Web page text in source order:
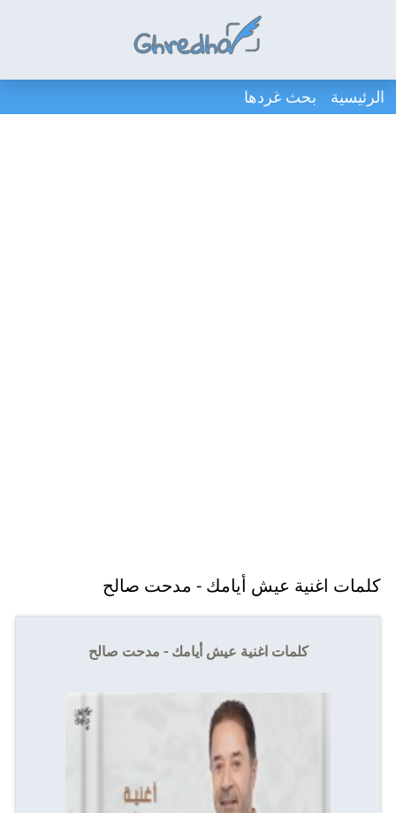
الرئيسية بحث غردها
كلمات اغنية عيش أيامك - مدحت صالح
كلمات اغنية عيش أيامك - مدحت صالح